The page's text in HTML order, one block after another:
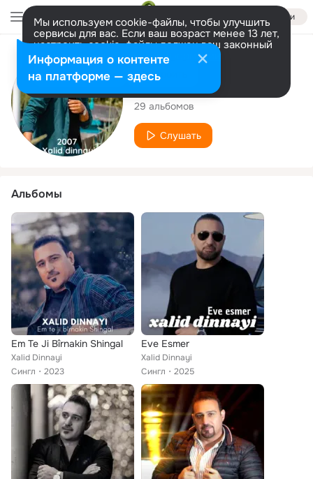
Войти
Мы используем cookie-файлы, чтобы улучшить
сервисы для вас. Если ваш возраст менее 13 лет,
настроить cookie-файлы должен ваш законный
представитель. Больше информации
Разрешить все Настроить
Исполнитель
Xalid Dinnayi
29 альбомов
Слушать
Альбомы
Em Te Ji Bîrnakin Shingal
Xalid Dinnayi
Сингл
2023
Eve Esmer
Xalid Dinnayi
Сингл
2025
Информация о контенте
на платформе — здесь